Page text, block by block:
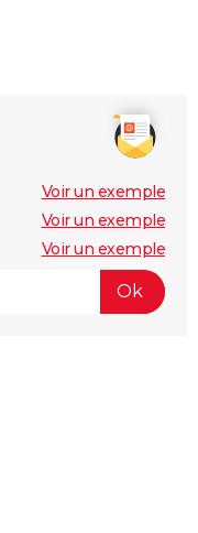
Voir un exemple
Voir un exemple
Voir un exemple